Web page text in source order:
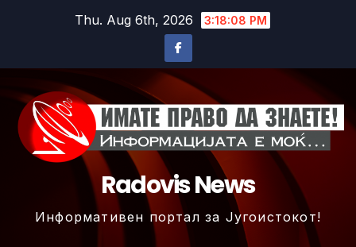
Thu. Aug 6th, 2026 3:18:11 PM
Radovis News
Информативен портал за Југоистокот!